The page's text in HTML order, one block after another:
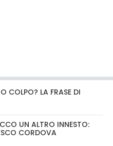
COLPO? LA FRASE DI
UN ALTRO INNESTO:
CORDOVA